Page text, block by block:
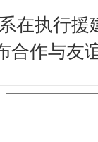
行援建
合作与友